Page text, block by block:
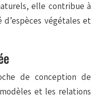
elle contribue à
végétales et
de conception de
et les relations